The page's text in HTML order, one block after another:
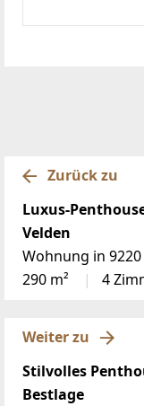
Zurück zu
Luxus-
Velden
Wohnung in
290 m²
4
Weiter zu
Stilvolles
Bestlage